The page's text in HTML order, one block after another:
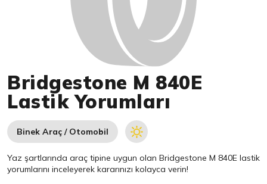
Bridgestone M 840E
Lastik Yorumları
Binek Araç / Otomobil
Yaz şartlarında araç tipine uygun olanBridgestone M 840E lastik
yorumlarını inceleyerek kararınızı kolayca verin!